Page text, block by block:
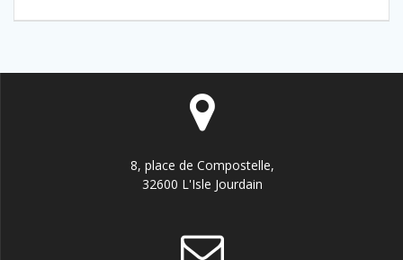
8, place de Compostelle,
32600 L'Isle Jourdain